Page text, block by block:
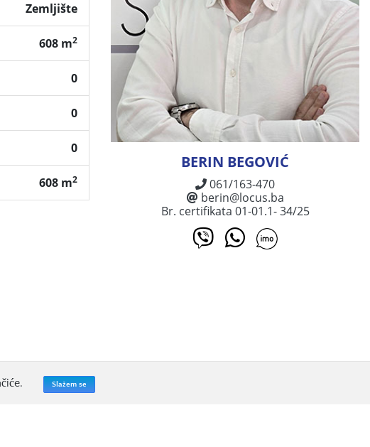
Zemljište
608 m2
0
0
0
608 m2
BERIN BEGOVIĆ
061/163-470
berin@locus.ba
Br. certifikata 01-01.1- 34/25
Slažem se